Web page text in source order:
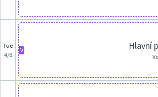
Tue
4/8
V Hlavní